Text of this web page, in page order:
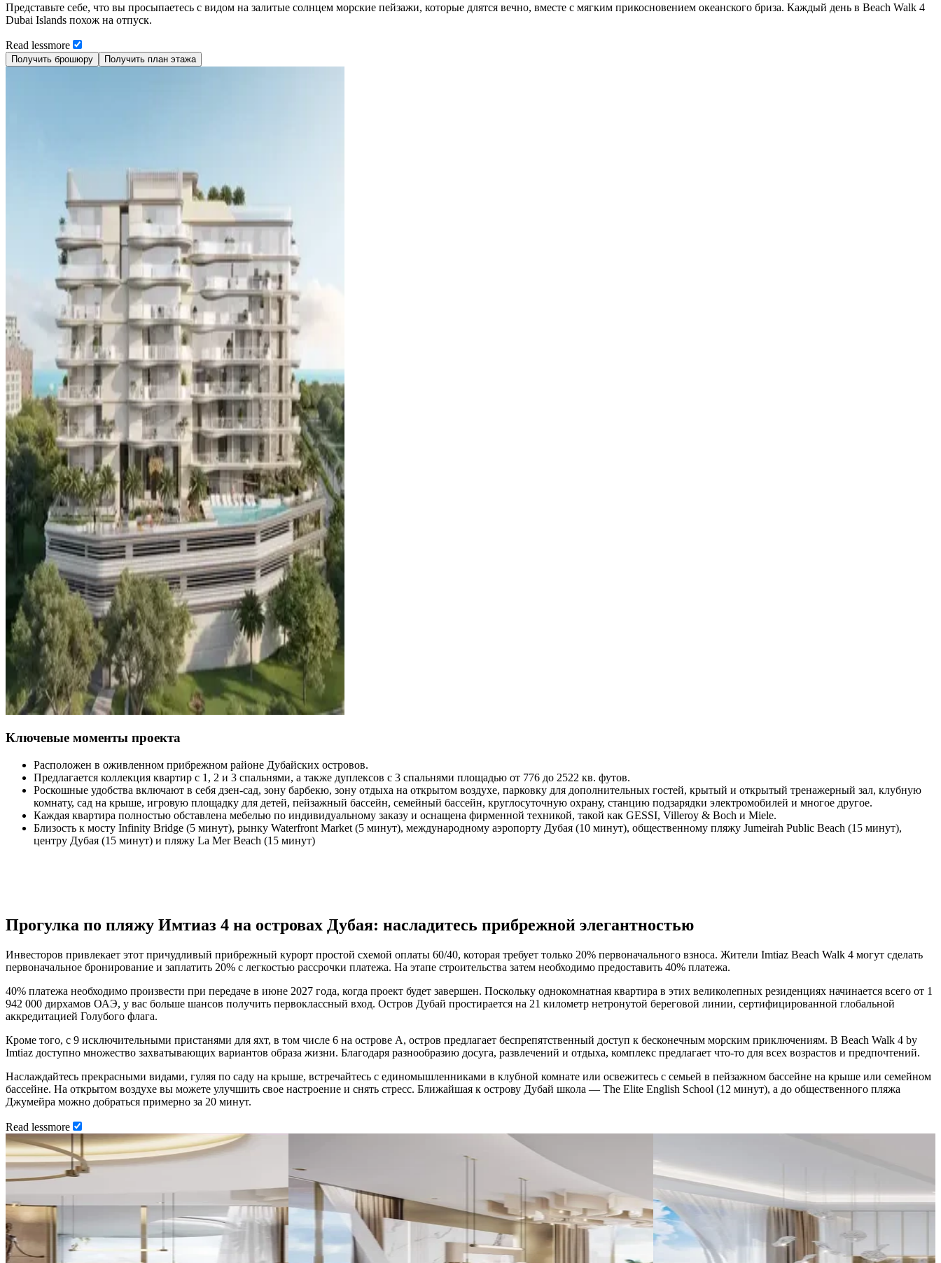
Представьте себе, что вы просыпаетесь с видом на залитые солнцем морские пейзажи, которые длятся вечно, вместе с мягким прикосновением океанского бриза. Каждый день в Beach Walk 4
Dubai Islands похож на отпуск.
Read lessmore
Получить брошюру Получить план этажа
Ключевые моменты проекта
Расположен в оживленном прибрежном районе Дубайских островов.
Предлагается коллекция квартир с 1, 2 и 3 спальнями, а также дуплексов с 3 спальнями площадью от 776 до 2522 кв. футов.
Роскошные удобства включают в себя дзен-сад, зону барбекю, зону отдыха на открытом воздухе, парковку для дополнительных гостей, крытый и открытый тренажерный зал, клубную
комнату, сад на крыше, игровую площадку для детей, пейзажный бассейн, семейный бассейн, круглосуточную охрану, станцию подзарядки электромобилей и многое другое.
Каждая квартира полностью обставлена мебелью по индивидуальному заказу и оснащена фирменной техникой, такой как GESSI, Villeroy & Boch и Miele.
Близость к мосту Infinity Bridge (5 минут), рынку Waterfront Market (5 минут), международному аэропорту Дубая (10 минут), общественному пляжу Jumeirah Public Beach (15 минут),
центру Дубая (15 минут) и пляжу La Mer Beach (15 минут)
Прогулка по пляжу Имтиаз 4 на островах Дубая: насладитесь прибрежной элегантностью
Инвесторов привлекает этот причудливый прибрежный курорт простой схемой оплаты 60/40, которая требует только 20% первоначального взноса. Жители Imtiaz Beach Walk 4 могут сделать
первоначальное бронирование и заплатить 20% с легкостью рассрочки платежа. На этапе строительства затем необходимо предоставить 40% платежа.
40% платежа необходимо произвести при передаче в июне 2027 года, когда проект будет завершен. Поскольку однокомнатная квартира в этих великолепных резиденциях начинается всего от 1
942 000 дирхамов ОАЭ, у вас больше шансов получить первоклассный вход. Остров Дубай простирается на 21 километр нетронутой береговой линии, сертифицированной глобальной
аккредитацией Голубого флага.
Кроме того, с 9 исключительными пристанями для яхт, в том числе 6 на острове А, остров предлагает беспрепятственный доступ к бесконечным морским приключениям. В Beach Walk 4 by
Imtiaz доступно множество захватывающих вариантов образа жизни. Благодаря разнообразию досуга, развлечений и отдыха, комплекс предлагает что-то для всех возрастов и предпочтений.
Наслаждайтесь прекрасными видами, гуляя по саду на крыше, встречайтесь с единомышленниками в клубной комнате или освежитесь с семьей в пейзажном бассейне на крыше или семейном
бассейне. На открытом воздухе вы можете улучшить свое настроение и снять стресс. Ближайшая к острову Дубай школа — The Elite English School (12 минут), а до общественного пляжа
Джумейра можно добраться примерно за 20 минут.
Read lessmore